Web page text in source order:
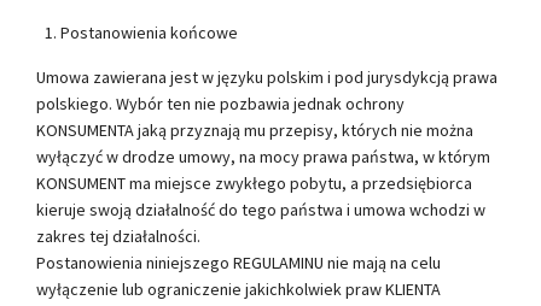
Postanowienia końcowe
Umowa zawierana jest w języku polskim i pod jurysdykcją prawa
polskiego. Wybór ten nie pozbawia jednak ochrony
KONSUMENTA jaką przyznają mu przepisy, których nie można
wyłączyć w drodze umowy, na mocy prawa państwa, w którym
KONSUMENT ma miejsce zwykłego pobytu, a przedsiębiorca
kieruje swoją działalność do tego państwa i umowa wchodzi w
zakres tej działalności.
Postanowienia niniejszego REGULAMINU nie mają na celu
wyłączenie lub ograniczenie jakichkolwiek praw KLIENTA